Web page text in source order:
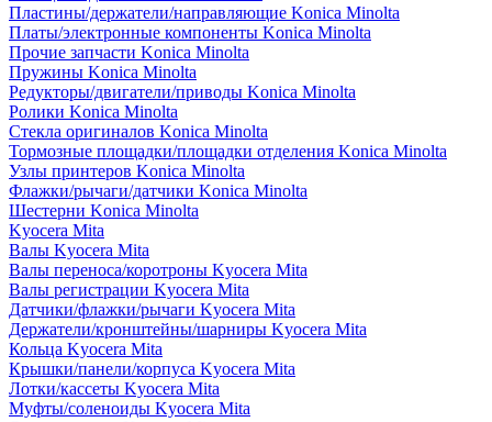
Пластины/держатели/направляющие Konica Minolta
Платы/электронные компоненты Konica Minolta
Прочие запчасти Konica Minolta
Пружины Konica Minolta
Редукторы/двигатели/приводы Konica Minolta
Ролики Konica Minolta
Стекла оригиналов Konica Minolta
Тормозные площадки/площадки отделения Konica Minolta
Узлы принтеров Konica Minolta
Флажки/рычаги/датчики Konica Minolta
Шестерни Konica Minolta
Kyocera Mita
Валы Kyocera Mita
Валы переноса/коротроны Kyocera Mita
Валы регистрации Kyocera Mita
Датчики/флажки/рычаги Kyocera Mita
Держатели/кронштейны/шарниры Kyocera Mita
Кольца Kyocera Mita
Крышки/панели/корпуса Kyocera Mita
Лотки/кассеты Kyocera Mita
Муфты/соленоиды Kyocera Mita